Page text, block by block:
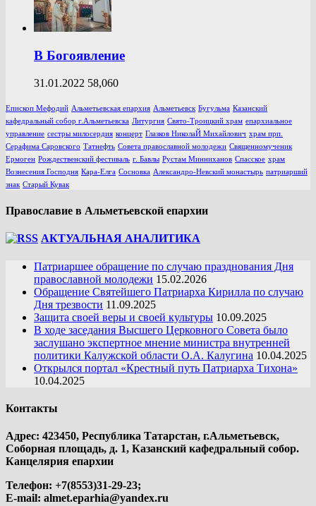
В Богоявление
31.01.2022 58,060
Епископ Мефодий Альметьевская епархия Альметьевск Бугульма Казанский
кафедральный собор г.Альметьевска Литургия Свято-Троицкий храм епархиальное
управление сестры милосердия концерт Глазков НиколаЙ Михайлович храм прп.
Серафима Саровского Татнефть Совета православной молодежи Священномученик
Ермоген Рождественский фестиваль г. Бавлы Рустам Минниханов Спасское храм
Вознесения Господня Кара-Елга Сосновка Александро-Невский монастырь патриарший
знак Старый Кувак
Православие в Альметьевской епархии
АКТУАЛЬНАЯ АНАЛИТИКА
Патриаршее обращение по случаю празднования Дня
православной молодежи 15.02.2026
Обращение Святейшего Патриарха Кирилла по случаю
Дня трезвости 11.09.2025
Защита своей веры и своей культуры 10.09.2025
В ходе заседания Высшего Церковного Совета было
заслушано экспертное мнение министра внутренней
политики Калужской области О.А. Калугина 10.04.2025
Открылся портал «Крестный путь Патриарха Тихона»
10.04.2025
Контакты
Адрес: 423450, Республика Татарстан, г.Альметьевск,
Соборная площадь, д. 1, Казанский кафедральный собор.
Канцелярия епархии
Телефон: +7(8553)31-29-23;
E-mail: almet.eparhia@yandex.ru